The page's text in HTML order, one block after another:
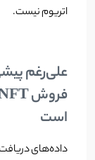
اتریوم نیست.
علی‌رغم
است